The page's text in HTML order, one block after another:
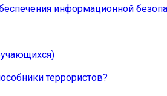
информационной
террористов?